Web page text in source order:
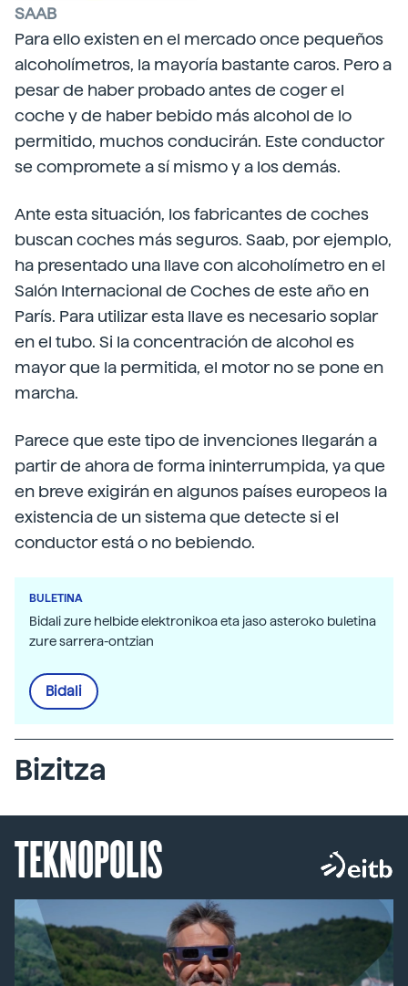
SAAB
Para ello existen en el mercado once pequeños
alcoholímetros, la mayoría bastante caros. Pero a
pesar de haber probado antes de coger el
coche y de haber bebido más alcohol de lo
permitido, muchos conducirán. Este conductor
se compromete a sí mismo y a los demás.
Ante esta situación, los fabricantes de coches
buscan coches más seguros. Saab, por ejemplo,
ha presentado una llave con alcoholímetro en el
Salón Internacional de Coches de este año en
París. Para utilizar esta llave es necesario soplar
en el tubo. Si la concentración de alcohol es
mayor que la permitida, el motor no se pone en
marcha.
Parece que este tipo de invenciones llegarán a
partir de ahora de forma ininterrumpida, ya que
en breve exigirán en algunos países europeos la
existencia de un sistema que detecte si el
conductor está o no bebiendo.
BULETINA
Bidali zure helbide elektronikoa eta jaso asteroko buletina
zure sarrera-ontzian
Bidali
Bizitza
TEKNOPOLIS